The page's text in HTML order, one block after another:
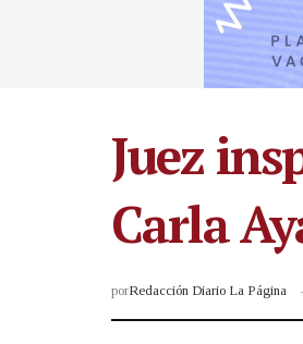
Juez
Carla
porRedacción Diario La Página